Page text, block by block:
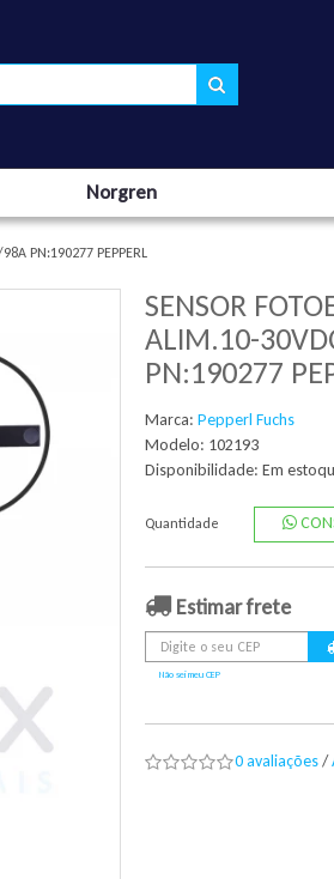
Norgren
PN:190277 PEPPERL
SENSOR
ALIM.10-
PN:190277
Marca: Pepperl Fuchs
Modelo: 102193
Disponibilidade: Em
Quantidade
Estimar frete
Não sei meu CEP
0 avaliações/